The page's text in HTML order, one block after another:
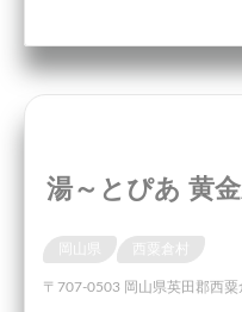
湯～とぴあ 黄
西粟倉村
〒707-0503 岡山県英田郡西粟